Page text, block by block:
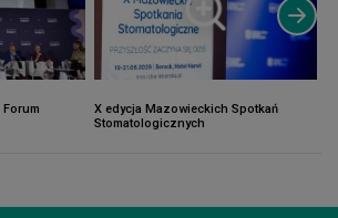
Forum
X edycja Mazowieckich Spotkań
Stomatologicznych